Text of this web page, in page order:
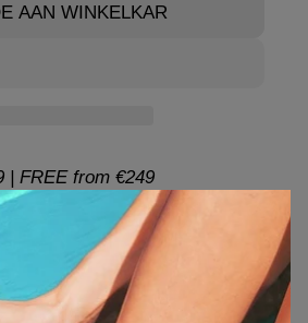
AAN WINKELKAR
| FREE from €249
Satispay, bank transfer or
Satispay, overschrijving of